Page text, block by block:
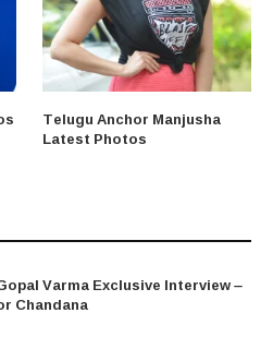
Telugu Anchor Manjusha
Latest Photos
Varma Exclusive Interview –
Chandana